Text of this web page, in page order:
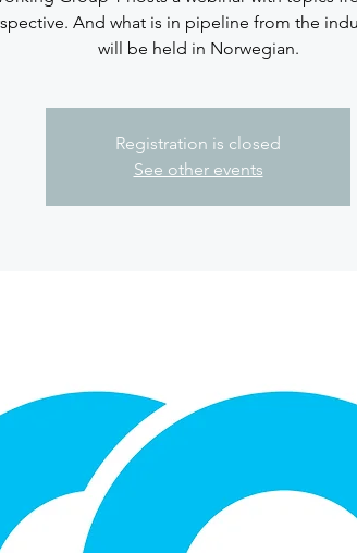
And what is in pipeline from the
will be held in Norwegian.
Registration is closed
See other events